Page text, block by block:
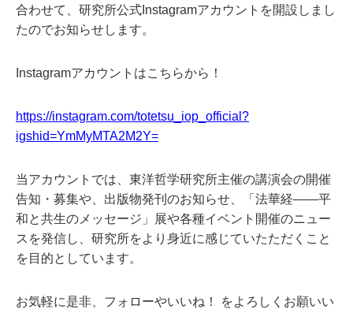
合わせて、研究所公式Instagramアカウントを開設しまし
たのでお知らせします。
Instagramアカウントはこちらから！
https://instagram.com/totetsu_iop_official?
igshid=YmMyMTA2M2Y=
当アカウントでは、東洋哲学研究所主催の講演会の開催
告知・募集や、出版物発刊のお知らせ、「法華経――平
和と共生のメッセージ」展や各種イベント開催のニュー
スを発信し、研究所をより身近に感じていたただくこと
を目的としています。
お気軽に是非、フォローやいいね！ をよろしくお願いい